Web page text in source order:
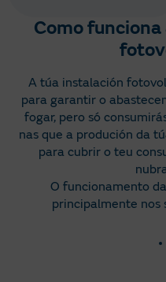
Como
A túa instalación
para garantir o
fogar, pero só
nas que a produción da
para cubrir o teu
O funcionamento
principalmente nos